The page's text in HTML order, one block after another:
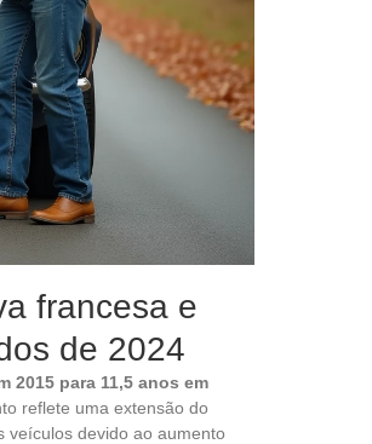
francesa e
de 2024
2015 para 11,5 anos em
reflete uma extensão do
veículos devido ao aumento